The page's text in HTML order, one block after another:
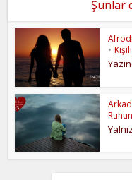
Şunlar
•